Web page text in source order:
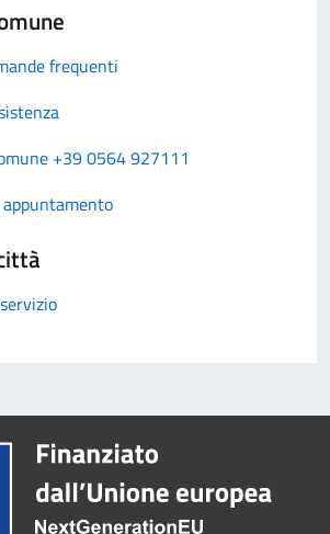
frequenti
+39 0564 927111